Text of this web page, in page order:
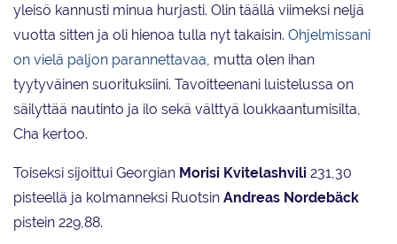
yleisö kannusti minua hurjasti. Olin täällä viimeksi neljä
vuotta sitten ja oli hienoa tulla nyt takaisin. Ohjelmissani
on vielä paljon parannettavaa , mutta olen ihan
tyytyväinen suorituksiini. Tavoitteenani luistelussa on
säilyttää nautinto ja ilo sekä välttyä loukkaantumisilta,
Cha kertoo.
Toiseksi sijoittui Georgian Morisi Kvitelashvili 231,30
pisteellä ja kolmanneksi Ruotsin Andreas Nordebäck
pistein 229,88.